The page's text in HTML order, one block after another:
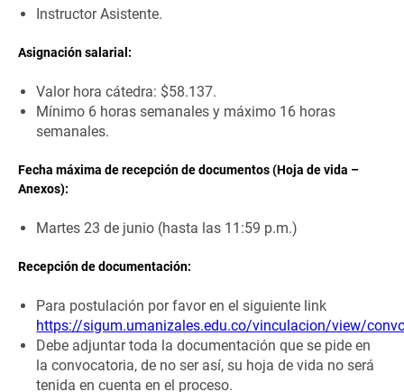
Instructor Asistente.
Asignación salarial:
Valor hora cátedra: $58.137.
Mínimo 6 horas semanales y máximo 16 horas
semanales.
Fecha máxima de recepción de documentos (Hoja de vida –
Anexos):
Martes 23 de junio (hasta las 11:59 p.m.)
Recepción de documentación:
Para postulación por favor en el siguiente link
https://sigum.umanizales.edu.co/vinculacion/view/
Debe adjuntar toda la documentación que se pide en
la convocatoria, de no ser así, su hoja de vida no será
tenida en cuenta en el proceso.